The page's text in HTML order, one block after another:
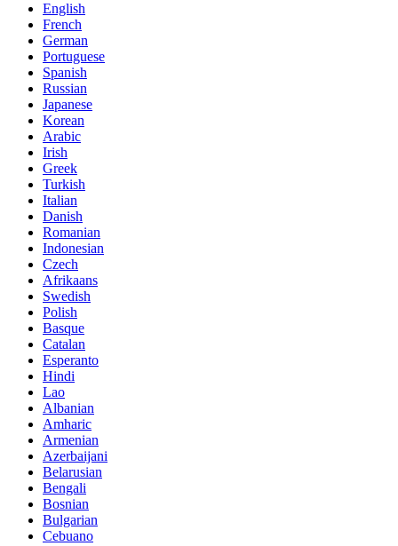
English
French
German
Portuguese
Spanish
Russian
Japanese
Korean
Arabic
Irish
Greek
Turkish
Italian
Danish
Romanian
Indonesian
Czech
Afrikaans
Swedish
Polish
Basque
Catalan
Esperanto
Hindi
Lao
Albanian
Amharic
Armenian
Azerbaijani
Belarusian
Bengali
Bosnian
Bulgarian
Cebuano